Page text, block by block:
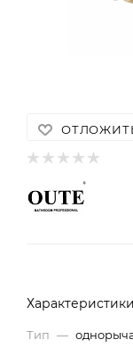
Характеристики
Тип —